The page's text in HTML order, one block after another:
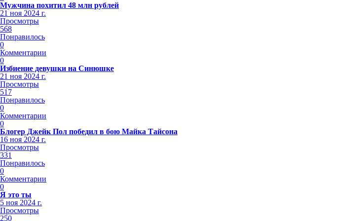
Мужчина похитил 48 млн рублей
21 ноя 2024 г.
Просмотры
568
Понравилось
0
Комментарии
0
Избиение девушки на Синюшке
21 ноя 2024 г.
Просмотры
517
Понравилось
0
Комментарии
0
Блогер Джейк Пол победил в бою Майка Тайсона
16 ноя 2024 г.
Просмотры
331
Понравилось
0
Комментарии
0
Я это ты
5 ноя 2024 г.
Просмотры
250